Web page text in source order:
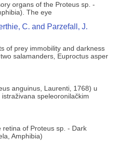
organs of the Proteus sp. -
The eye
C. and Parzefall, J.
of prey immobility and darkness
salamanders, Euproctus asper
anguinus, Laurenti, 1768) u
speleoronilačkim
retina of Proteus sp. - Dark
Amphibia)